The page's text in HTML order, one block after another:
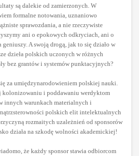
są dalekie od zamierzonych. W
formalne notowania, uznaniowo
sprawozdania, a nie rzeczywiste
ani o epokowych odkryciach, ani o
A swoją drogą, jak to się działo w
dzieła polskich uczonych w różnych
bez grantów i systemów punktacyjnych?
za umiędzynarodowieniem polskiej nauki.
kolonizowaniu i poddawaniu werdyktom
innych warunkach materialnych i
polskich elit intelektualnych
rozmaitych uzależnień od sponsorów
działa na szkodę wolności akademickiej!
że każdy sponsor stawia odbiorcom